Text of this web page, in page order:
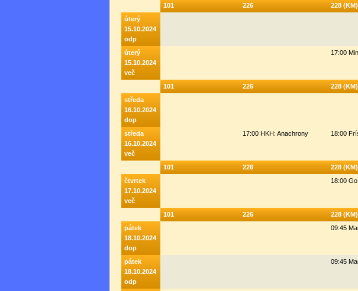
101
226 228 (KM)
úterý
15.10.2024
odp
úterý
15.10.2024
več
17:00
101
226 228 (KM)
středa
16.10.2024
dop
středa
16.10.2024
več
17:00 HKH: Anachrony 18:00
101
226 228 (KM)
čtvrtek
17.10.2024
več
18:00
101
226 228 (KM)
pátek
18.10.2024
dop
09:45
pátek
18.10.2024
odp
09:45